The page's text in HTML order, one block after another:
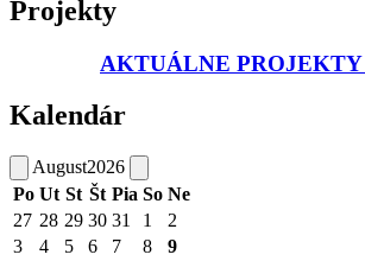
Projekty
AKTUÁLNE PROJEKTY
Kalendár
August2026
Po Ut St Št Pia So Ne
27 28 29 30 31 1
2
3
4 5 6 7 8
9